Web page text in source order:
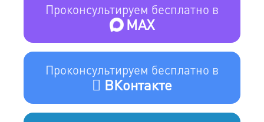
Проконсультируем бесплатно в
MAX
Проконсультируем бесплатно в
ВКонтакте